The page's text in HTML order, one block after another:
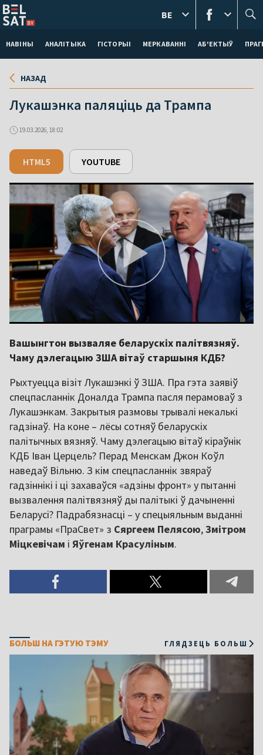
НАВІНЫ АНАЛІТЫКА ГІСТОРЫІ МЕРКАВАННI АБ'ЕКТЫЎ
BE
НАЗАД
Лукашэнка паляціць да Трампа
19.03.2026, 18:02
HTML5 YOUTUBE
Вашынгтон вызваляе беларускіх палітвязняў.
Чаму дэлегацыю ЗША вітаў старшыня КДБ?
Рыхтуецца візіт Лукашэнкі ў ЗША. Пра гэта заявіў
спецпасланнік Доналда Трампа пасля перамоваў з
Лукашэнкам. Закрытыя размовы трывалі некалькі
гадзінаў. На коне – лёсы сотняў беларускіх
палітычных вязняў. Чаму дэлегацыю вітаў кіраўнік
КДБ Іван Церцель? Перад Менскам Джон Коўл
наведаў Вільню. З кім спецпасланнік звяраў
гадзіннікі і ці захаваўся «адзіны фронт» у пытанні
вызвалення палітвязняў ды палітыкі ў дачыненні
Беларусі? Падрабязнасці – у спецыяльным выданні
праграмы «ПраСвет» з Сяргеем Пелясою,Змітром
Міцкевічам і Яўгенам Красуліным.
БОЛЬШ НА ГЭТУЮ ТЭМУ ГЛЯДЗЕЦЬ БОЛЬШ